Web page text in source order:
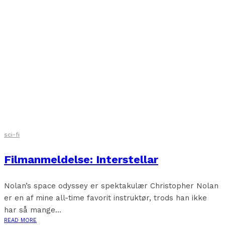
sci-fi
Filmanmeldelse: Interstellar
Nolan’s space odyssey er spektakulær Christopher Nolan
er en af mine all-time favorit instruktør, trods han ikke
har så mange...
READ MORE